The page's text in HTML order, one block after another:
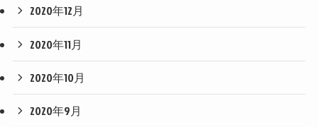
2020年12月
2020年11月
2020年10月
2020年9月